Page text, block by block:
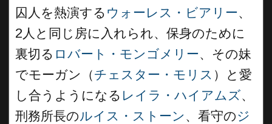
囚人を熱演する ウォーレス・ビアリー、
2人と同じ房に入れられ、保身のために
裏切る ロバート・モンゴメリー、その妹
でモーガン（チェスター・モリス ）と愛
し合うようになる レイラ・ハイアムズ、
刑務所長のルイス・ストーン 、看守のジ